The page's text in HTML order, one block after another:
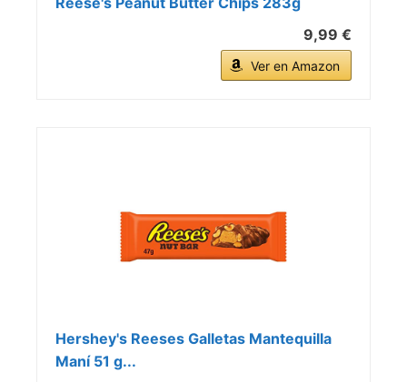
9,99 €
Ver en Amazon
Hershey's Reeses Galletas Mantequilla
Maní 51 g...